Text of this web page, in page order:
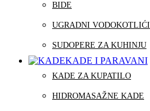
BIDE
UGRADNI VODOKOTLIĆI
SUDOPERE ZA KUHINJU
KADE I PARAVANI
KADE ZA KUPATILO
HIDROMASAŽNE KADE